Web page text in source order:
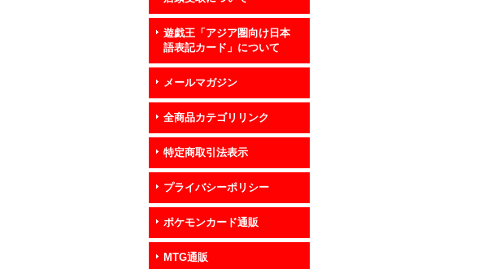
遊戯王「アジア圏向け日本
語表記カード」について
メールマガジン
全商品カテゴリリンク
特定商取引法表示
プライバシーポリシー
ポケモンカード通販
MTG通販